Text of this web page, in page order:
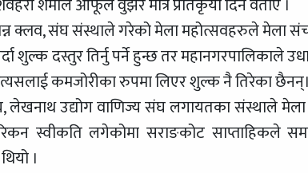
क्लव, संघ संस्थाले गरेको मेला महोत्सवहरुले मेला
शुल्क दस्तुर तिर्नु पर्ने हुन्छ तर महानगरपालिकाले
कमजोरीका रुपमा लिएर शुल्क नै तिरेका छैनन्।
लेखनाथ उद्योग वाणिज्य संघ लगायतका संस्थाले
स्वीकति लगेकोमा सराङकोट साप्ताहिकले
।